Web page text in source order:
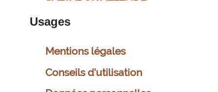
Usages
Mentions légales
Conseils d’utilisation